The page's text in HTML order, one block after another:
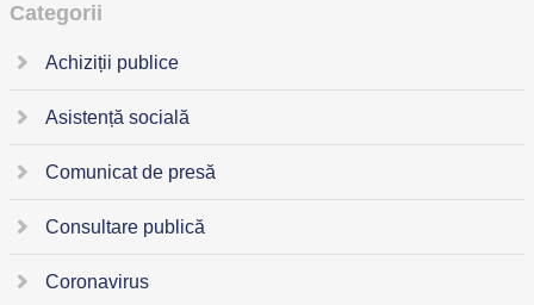
Categorii
Achiziții publice
Asistență socială
Comunicat de presă
Consultare publică
Coronavirus